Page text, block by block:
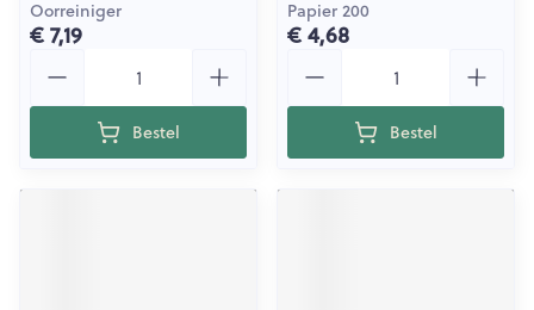
Oorreiniger
€ 7,19
Bestel
Papier 200
€ 4,68
Bestel